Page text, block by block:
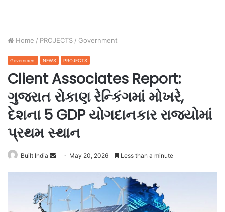
Home / PROJECTS / Government
Government NEWS PROJECTS
Client Associates Report:
ગુજરાત રોકાણ રેન્કિંગમાં મોખરે,
દેશના 5 GDP યોગદાનકાર રાજ્યોમાં
પ્રથમ સ્થાન
Built India
Send May 20, 2026 Less than a minute